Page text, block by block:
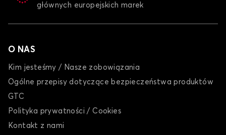
głównych europejskich marek
O NAS
Kim jesteśmy / Nasze zobowiązania
Ogólne przepisy dotyczące bezpieczeństwa produktów
GTC
Polityka prywatności / Cookies
Kontakt z nami